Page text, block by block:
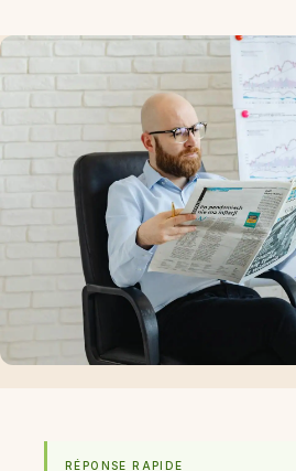
RÉPONSE RAPIDE